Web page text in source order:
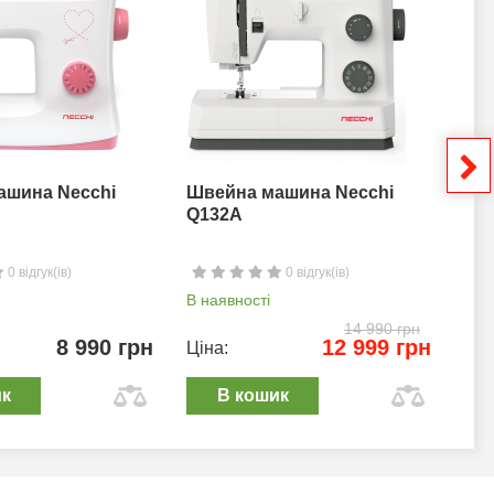
Necchi
0 відгук(ів)
8 990 грн
Швейна машина Necchi
Q132A
0 відгук(ів)
В наявності
14 990 грн
Ціна: 12 999 грн
В кошик